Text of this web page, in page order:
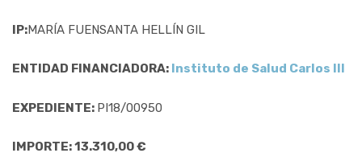
IP:MARÍA FUENSANTA HELLÍN GIL
ENTIDAD FINANCIADORA: Instituto de Salud Carlos III
EXPEDIENTE: PI18/00950
IMPORTE: 13.310,00 €